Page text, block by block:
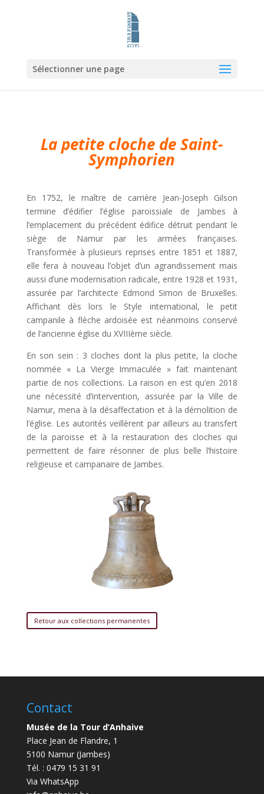
Sélectionner une page
La petite cloche de Saint-
Symphorien
En 1752, le maître de carrière Jean-Joseph Gilson
termine d’édifier l’église paroissiale de Jambes à
l’emplacement du précédent édifice détruit pendant le
siège de Namur par les armées françaises.
Transformée à plusieurs reprises entre 1851 et 1887,
elle fera à nouveau l’objet d’un agrandissement mais
aussi d’une modernisation radicale, entre 1928 et 1931,
assurée par l’architecte Edmond Simon de Bruxelles.
Affichant dès lors le Style international, le petit
campanile à flèche ardoisée est néanmoins conservé
de l’ancienne église du XVIIIème siècle.
En son sein : 3 cloches dont la plus petite, la cloche
nommée « La Vierge Immaculée » fait maintenant
partie de nos collections. La raison en est qu’en 2018
une nécessité d’intervention, assurée par la Ville de
Namur, mena à la désaffectation et à la démolition de
l’église. Les autorités veillèrent par ailleurs au transfert
de la paroisse et à la restauration des cloches qui
permettent de faire résonner de plus belle l’histoire
religieuse et campanaire de Jambes.
Retour aux collections permanentes
Contact
Musée de la Tour d’Anhaive
Place Jean de Flandre, 1
5100 Namur (Jambes)
Tél. : 0479 15 31 91
Via WhatsApp